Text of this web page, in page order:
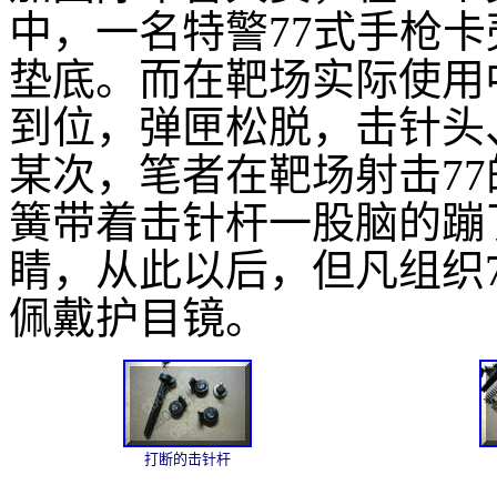
中，一名特警77式手枪
垫底。而在靶场实际使
到位，弹匣松脱，击针
某次，笔者在靶场射击
簧带着击针杆一股脑的
睛，从此以后，但凡组
佩戴护目镜。
打断的击针杆